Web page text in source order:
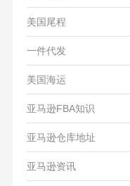
美国尾程
一件代发
美国海运
亚马逊FBA知识
亚马逊仓库地址
亚马逊资讯